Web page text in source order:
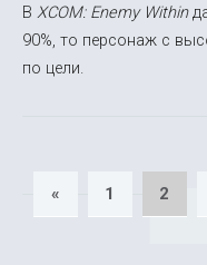
В XCOM: Enemy Within
90%, то персонаж с
по цели.
« 1 2